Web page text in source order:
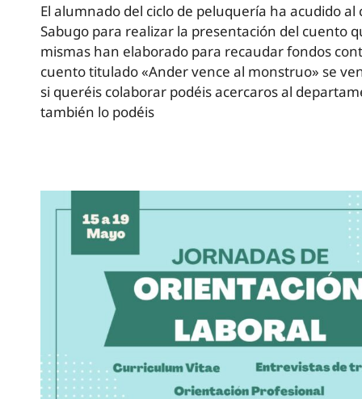
El alumnado del ciclo de peluquería ha acudido al
Sabugo para realizar la presentación del cuento
mismas han elaborado para recaudar fondos
cuento titulado «Ander vence al monstruo» se
si queréis colaborar podéis acercaros al
también lo podéis